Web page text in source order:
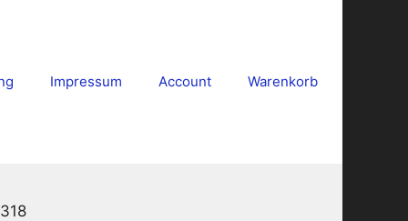
Impressum Account Warenkorb